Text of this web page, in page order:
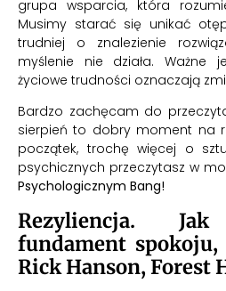
grupa wsparcia, która
Musimy starać się unikać
trudniej o znalezienie
myślenie nie działa. Ważne
życiowe trudności oznaczają
Bardzo zachęcam do
sierpień to dobry moment na
początek, trochę więcej o
psychicznych przeczytasz w
Psychologicznym Bang!
Rezyliencja. Jak
fundament spokoju,
Rick Hanson, Forest